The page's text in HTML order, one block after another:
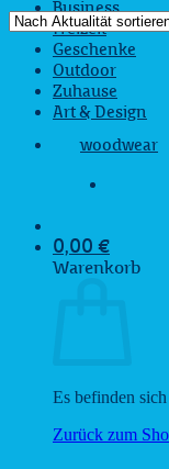
Business
Freizeit
Geschenke
Outdoor
Zuhause
Art & Design
woodwear
0,00 €
Warenkorb
Es befinden
Zurück zum